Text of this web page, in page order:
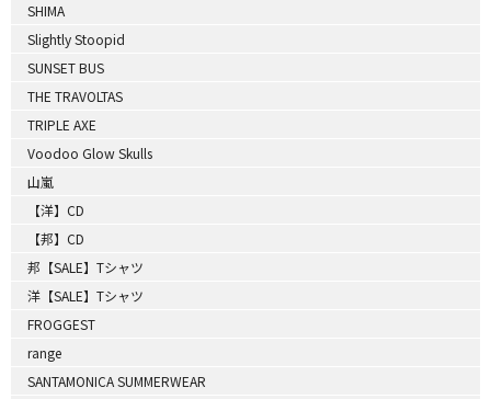
SHIMA
Slightly Stoopid
SUNSET BUS
THE TRAVOLTAS
TRIPLE AXE
Voodoo Glow Skulls
山嵐
【洋】CD
【邦】CD
邦【SALE】Tシャツ
洋【SALE】Tシャツ
FROGGEST
range
SANTAMONICA SUMMERWEAR